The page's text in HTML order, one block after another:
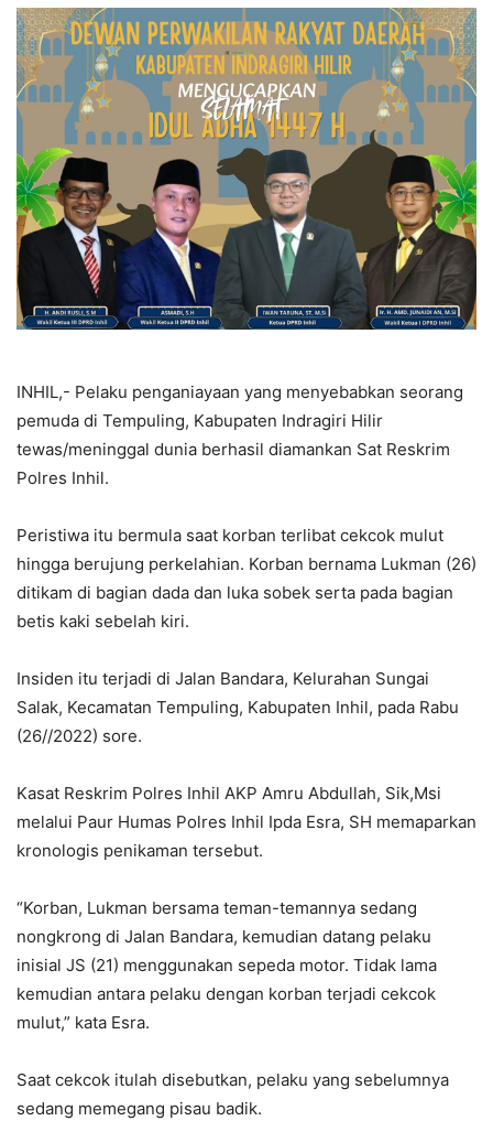
INHIL,- Pelaku penganiayaan yang menyebabkan seorang
pemuda di Tempuling, Kabupaten Indragiri Hilir
tewas/meninggal dunia berhasil diamankan Sat Reskrim
Polres Inhil.
Peristiwa itu bermula saat korban terlibat cekcok mulut
hingga berujung perkelahian. Korban bernama Lukman (26)
ditikam di bagian dada dan luka sobek serta pada bagian
betis kaki sebelah kiri.
Insiden itu terjadi di Jalan Bandara, Kelurahan Sungai
Salak, Kecamatan Tempuling, Kabupaten Inhil, pada Rabu
(26//2022) sore.
Kasat Reskrim Polres Inhil AKP Amru Abdullah, Sik,Msi
melalui Paur Humas Polres Inhil Ipda Esra, SH memaparkan
kronologis penikaman tersebut.
“Korban, Lukman bersama teman-temannya sedang
nongkrong di Jalan Bandara, kemudian datang pelaku
inisial JS (21) menggunakan sepeda motor. Tidak lama
kemudian antara pelaku dengan korban terjadi cekcok
mulut,” kata Esra.
Saat cekcok itulah disebutkan, pelaku yang sebelumnya
sedang memegang pisau badik.